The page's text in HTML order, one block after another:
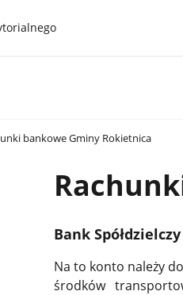
bankowe Gminy Rokietnica
Bank
Na to konto należy
środków